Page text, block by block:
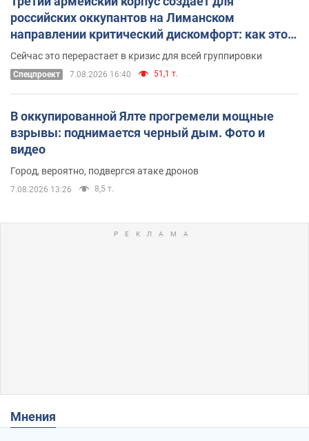
российских оккупантов на Лиманском
направлении критический дискомфорт: как это
удалось
Сейчас это перерастает в кризис для всей группировки
Спецпроект 7.08.2026 16:40 51,1 т.
В оккупированной Ялте прогремели мощные
взрывы: поднимается черный дым. Фото и
видео
Город, вероятно, подвергся атаке дронов
7.08.2026 13:26 8,5 т.
Мнения